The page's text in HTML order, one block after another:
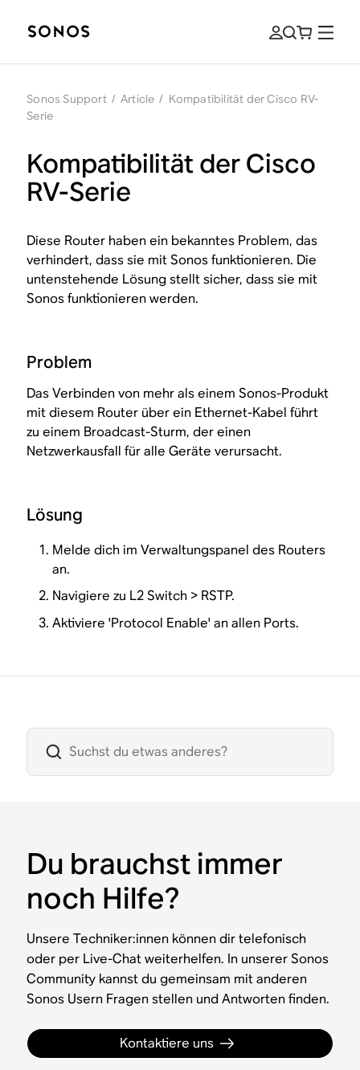
Sonos Support / Article / Kompatibilität der Cisco RV-
Serie
Kompatibilität der Cisco
RV-Serie
Diese Router haben ein bekanntes Problem, das
verhindert, dass sie mit Sonos funktionieren. Die
untenstehende Lösung stellt sicher, dass sie mit
Sonos funktionieren werden.
Problem
Das Verbinden von mehr als einem Sonos-Produkt
mit diesem Router über ein Ethernet-Kabel führt
zu einem Broadcast-Sturm, der einen
Netzwerkausfall für alle Geräte verursacht.
Lösung
Melde dich im Verwaltungspanel des Routers
an.
Navigiere zu L2 Switch > RSTP.
Aktiviere 'Protocol Enable' an allen Ports.
Du brauchst immer
noch Hilfe?
Unsere Techniker:innen können dir telefonisch
oder per Live-Chat weiterhelfen. In unserer Sonos
Community kannst du gemeinsam mit anderen
Sonos Usern Fragen stellen und Antworten finden.
Kontaktiere uns